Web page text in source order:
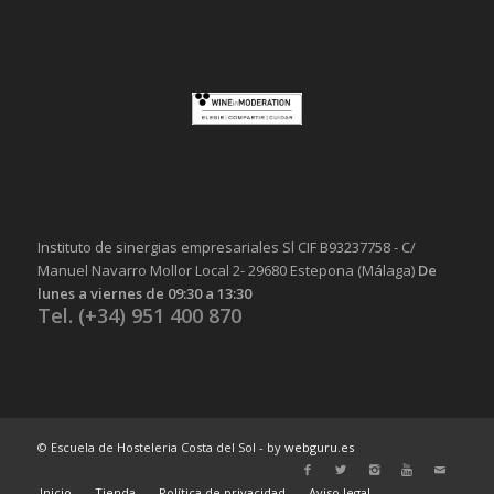
lunes a viernes de 09:30 a 13:30
Tel. (+34) 951 400 870
© Escuela de Hosteleria Costa del Sol - bywebguru.es
Inicio Tienda Política de privacidad
Misión y valores Contacta Cookies
Empleos Costa del Sol Suscríbete
Politica Ambiental y de Calidad